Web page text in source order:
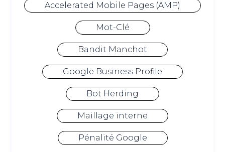
Accelerated Mobile Pages (AMP)
Mot-Clé
Bandit Manchot
Google Business Profile
Bot Herding
Maillage interne
Pénalité Google